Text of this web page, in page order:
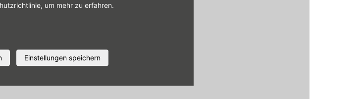
um mehr zu erfahren.
Einstellungen speichern